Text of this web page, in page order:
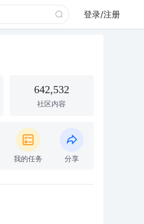
登录/注册
642,532
社区内容
我的任务 分享